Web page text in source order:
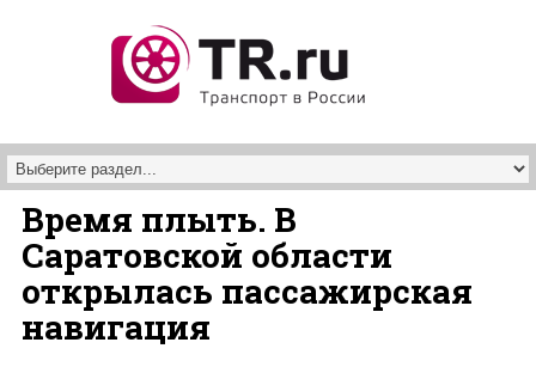
Время плыть. В
Саратовской области
открылась пассажирская
навигация